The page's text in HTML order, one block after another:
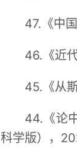
47.《中
46.《近
45.《从
44.《论
科学版），